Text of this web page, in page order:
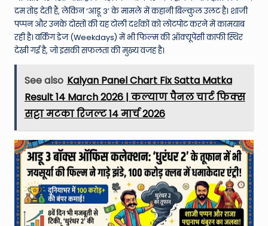
दम तोड़ देती हैं, लेकिन ‘आडू 3’ के मामले में कहानी बिल्कुल उलट है। शाजी
पप्पन और उनके दोस्तों की यह टोली दर्शकों को लोटपोट करने में कामयाब
रही है। वर्किंग डेज (Weekdays) में भी फिल्म की ऑक्यूपेंसी काफी स्थिर
देखी गई है, जो इसकी सफलता की मुख्य वजह है।
See also Kalyan Panel Chart Fix Satta Matka
Result 14 March 2026 | कल्याण पैनल चार्ट फिक्स
सट्टा मटका रिजल्ट 14 मार्च 2026